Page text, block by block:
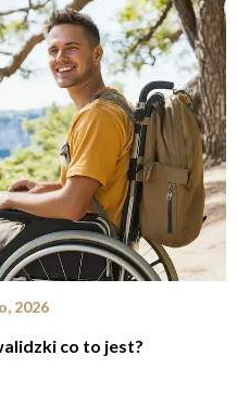
2026
co to jest?